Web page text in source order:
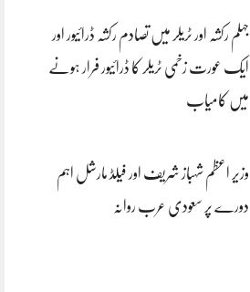
جہلم رکشہ اور ٹریلر میں تصادم رکشہ ڈرائیور اور
ایک عورت زخمی ٹریلر کا ڈرائیور فرار ہونے
میں کامیاب
وزیر اعظم شہباز شریف اور فیلڈ مارشل اہم
دورے پر سعودی عرب روانہ